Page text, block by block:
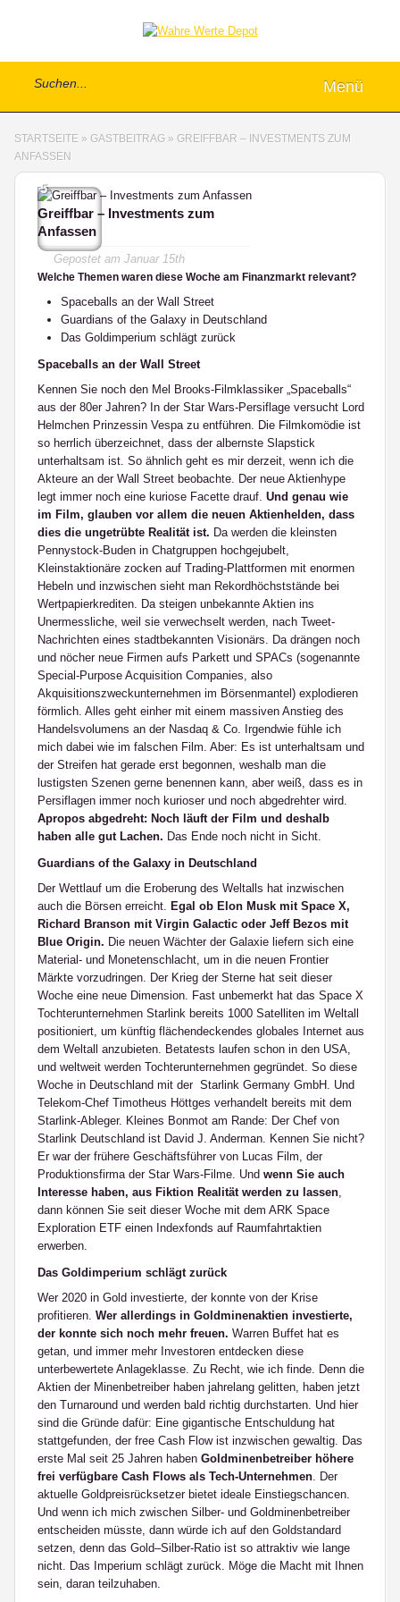
Menü
STARTSEITE » GASTBEITRAG » GREIFFBAR – INVESTMENTS ZUM
ANFASSEN
5
Greiffbar – Investments zum
Anfassen
Gepostet am Januar 15th
Welche Themen waren diese Woche am Finanzmarkt relevant?
Spaceballs an der Wall Street
Guardians of the Galaxy in Deutschland
Das Goldimperium schlägt zurück
Spaceballs an der Wall Street
Kennen Sie noch den Mel Brooks-Filmklassiker „Spaceballs“
aus der 80er Jahren? In der Star Wars-Persiflage versucht Lord
Helmchen Prinzessin Vespa zu entführen. Die Filmkomödie ist
so herrlich überzeichnet, dass der albernste Slapstick
unterhaltsam ist. So ähnlich geht es mir derzeit, wenn ich die
Akteure an der Wall Street beobachte. Der neue Aktienhype
legt immer noch eine kuriose Facette drauf. Und genau wie
im Film, glauben vor allem die neuen Aktienhelden, dass
dies die ungetrübte Realität ist. Da werden die kleinsten
Pennystock-Buden in Chatgruppen hochgejubelt,
Kleinstaktionäre zocken auf Trading-Plattformen mit enormen
Hebeln und inzwischen sieht man Rekordhöchststände bei
Wertpapierkrediten. Da steigen unbekannte Aktien ins
Unermessliche, weil sie verwechselt werden, nach Tweet-
Nachrichten eines stadtbekannten Visionärs. Da drängen noch
und nöcher neue Firmen aufs Parkett und SPACs (sogenannte
Special-Purpose Acquisition Companies, also
Akquisitionszweckunternehmen im Börsenmantel) explodieren
förmlich. Alles geht einher mit einem massiven Anstieg des
Handelsvolumens an der Nasdaq & Co. Irgendwie fühle ich
mich dabei wie im falschen Film. Aber: Es ist unterhaltsam und
der Streifen hat gerade erst begonnen, weshalb man die
lustigsten Szenen gerne benennen kann, aber weiß, dass es in
Persiflagen immer noch kurioser und noch abgedrehter wird.
Apropos abgedreht: Noch läuft der Film und deshalb
haben alle gut Lachen. Das Ende noch nicht in Sicht.
Guardians of the Galaxy in Deutschland
Der Wettlauf um die Eroberung des Weltalls hat inzwischen
auch die Börsen erreicht. Egal ob Elon Musk mit Space X,
Richard Branson mit Virgin Galactic oder Jeff Bezos mit
Blue Origin. Die neuen Wächter der Galaxie liefern sich eine
Material- und Monetenschlacht, um in die neuen Frontier
Märkte vorzudringen. Der Krieg der Sterne hat seit dieser
Woche eine neue Dimension. Fast unbemerkt hat das Space X
Tochterunternehmen Starlink bereits 1000 Satelliten im Weltall
positioniert, um künftig flächendeckendes globales Internet aus
dem Weltall anzubieten. Betatests laufen schon in den USA,
und weltweit werden Tochterunternehmen gegründet. So diese
Woche in Deutschland mit der Starlink Germany GmbH. Und
Telekom-Chef Timotheus Höttges verhandelt bereits mit dem
Starlink-Ableger. Kleines Bonmot am Rande: Der Chef von
Starlink Deutschland ist David J. Anderman. Kennen Sie nicht?
Er war der frühere Geschäftsführer von Lucas Film, der
Produktionsfirma der Star Wars-Filme. Und wenn Sie auch
Interesse haben, aus Fiktion Realität werden zu lassen,
dann können Sie seit dieser Woche mit dem ARK Space
Exploration ETF einen Indexfonds auf Raumfahrtaktien
erwerben.
Das Goldimperium schlägt zurück
Wer 2020 in Gold investierte, der konnte von der Krise
profitieren. Wer allerdings in Goldminenaktien investierte,
der konnte sich noch mehr freuen. Warren Buffet hat es
getan, und immer mehr Investoren entdecken diese
unterbewertete Anlageklasse. Zu Recht, wie ich finde. Denn die
Aktien der Minenbetreiber haben jahrelang gelitten, haben jetzt
den Turnaround und werden bald richtig durchstarten. Und hier
sind die Gründe dafür: Eine gigantische Entschuldung hat
stattgefunden, der free Cash Flow ist inzwischen gewaltig. Das
erste Mal seit 25 Jahren haben Goldminenbetreiber höhere
frei verfügbare Cash Flows als Tech-Unternehmen. Der
aktuelle Goldpreisrücksetzer bietet ideale Einstiegschancen.
Und wenn ich mich zwischen Silber- und Goldminenbetreiber
entscheiden müsste, dann würde ich auf den Goldstandard
setzen, denn das Gold–Silber-Ratio ist so attraktiv wie lange
nicht. Das Imperium schlägt zurück. Möge die Macht mit Ihnen
sein, daran teilzuhaben.